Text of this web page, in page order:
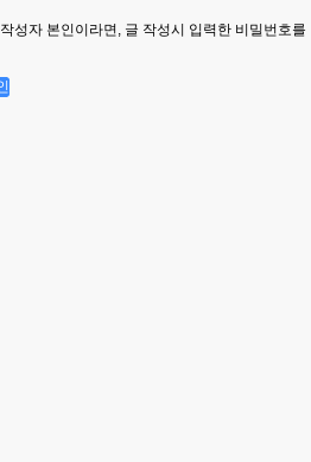
작성자 본인이라면, 글 작성시 입력한 비밀번호를